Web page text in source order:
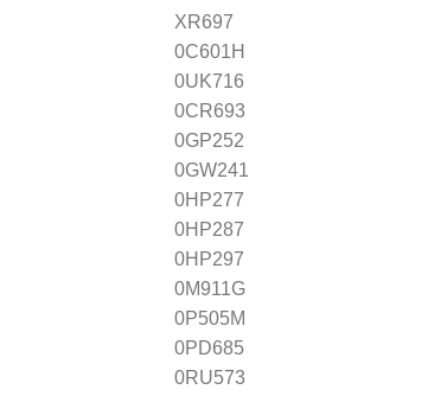
XR697
0C601H
0UK716
0CR693
0GP252
0GW241
0HP277
0HP287
0HP297
0M911G
0P505M
0PD685
0RU573